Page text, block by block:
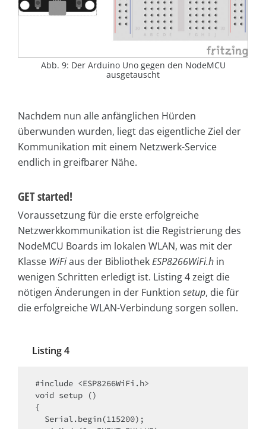
Abb. 9: Der Arduino Uno gegen den NodeMCU
ausgetauscht
Nachdem nun alle anfänglichen Hürden
überwunden wurden, liegt das eigentliche Ziel der
Kommunikation mit einem Netzwerk-Service
endlich in greifbarer Nähe.
GET started!
Voraussetzung für die erste erfolgreiche
Netzwerkkommunikation ist die Registrierung des
NodeMCU Boards im lokalen WLAN, was mit der
Klasse WiFiaus der BibliothekESP8266WiFi.h in
wenigen Schritten erledigt ist. Listing 4 zeigt die
nötigen Änderungen in der Funktion setup, die für
die erfolgreiche WLAN-Verbindung sorgen sollen.
Listing 4
#include <ESP8266WiFi.h>
void setup ()
{